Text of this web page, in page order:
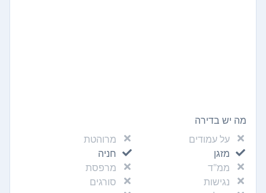
מה יש בדירה
על עמודים
מרוהטת
מזגן
חניה
ממ"ד
מרפסת
נגישות
סורגים